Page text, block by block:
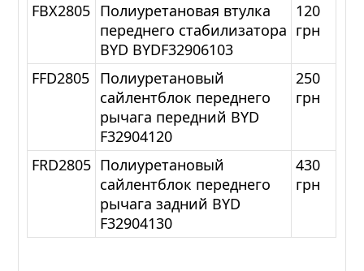
FBX2805 Полиуретановая втулка
переднего стабилизатора
BYD BYDF32906103
120
грн
FFD2805 Полиуретановый
сайлентблок переднего
рычага передний BYD
F32904120
250
грн
FRD2805 Полиуретановый
сайлентблок переднего
рычага задний BYD
F32904130
430
грн